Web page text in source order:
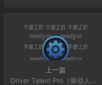
上一篇
Driver Talent Pro（驱动人生海外版）8.1.12.72的核心功能解析